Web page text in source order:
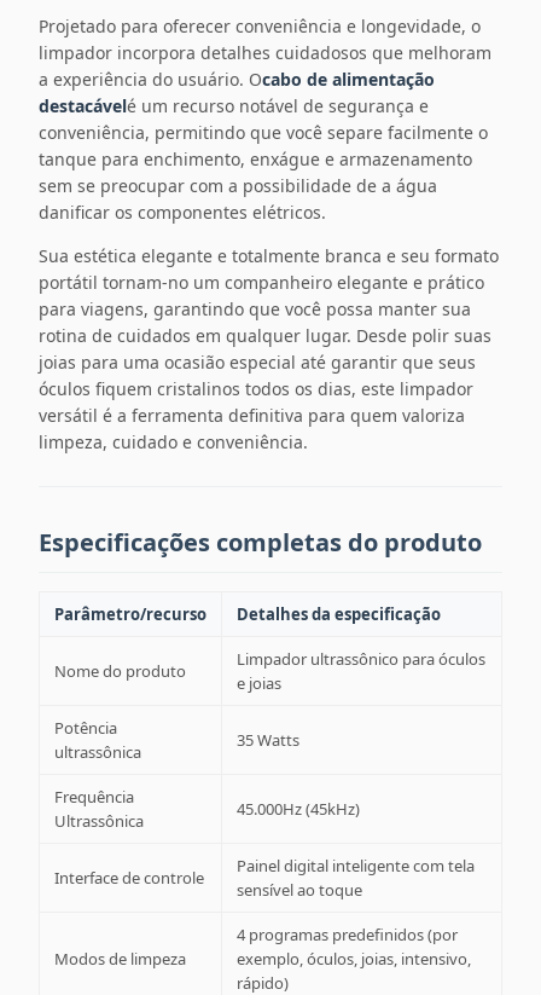
Projetado para oferecer conveniência e longevidade, o
limpador incorpora detalhes cuidadosos que melhoram
a experiência do usuário. Ocabo de alimentação
destacávelé um recurso notável de segurança e
conveniência, permitindo que você separe facilmente o
tanque para enchimento, enxágue e armazenamento
sem se preocupar com a possibilidade de a água
danificar os componentes elétricos.
Sua estética elegante e totalmente branca e seu formato
portátil tornam-no um companheiro elegante e prático
para viagens, garantindo que você possa manter sua
rotina de cuidados em qualquer lugar. Desde polir suas
joias para uma ocasião especial até garantir que seus
óculos fiquem cristalinos todos os dias, este limpador
versátil é a ferramenta definitiva para quem valoriza
limpeza, cuidado e conveniência.
Especificações completas do produto
Parâmetro/recurso Detalhes da especificação
Nome do produto
Limpador ultrassônico para óculos
e joias
Potência
ultrassônica
35 Watts
Frequência
Ultrassônica
45.000Hz (45kHz)
Interface de controle
Painel digital inteligente com tela
sensível ao toque
Modos de limpeza
4 programas predefinidos (por
exemplo, óculos, joias, intensivo,
rápido)